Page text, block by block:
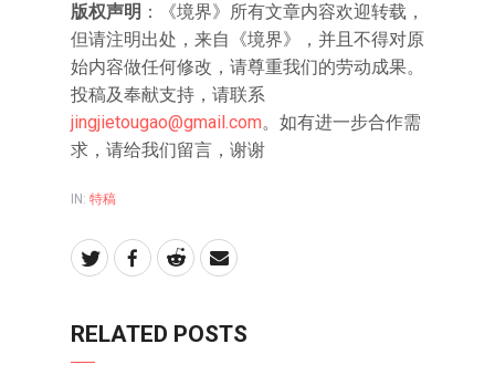
版权声明 ：《境界》所有文章内容欢迎转载，
但请注明出处，来自《境界》，并且不得对原
始内容做任何修改，请尊重我们的劳动成果。
投稿及奉献支持，请联系
jingjietougao@gmail.com。如有进一步合作需
求，请给我们留言，谢谢
IN: 特稿
RELATED POSTS